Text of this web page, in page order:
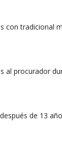
con tradicional
al procurador
de 13